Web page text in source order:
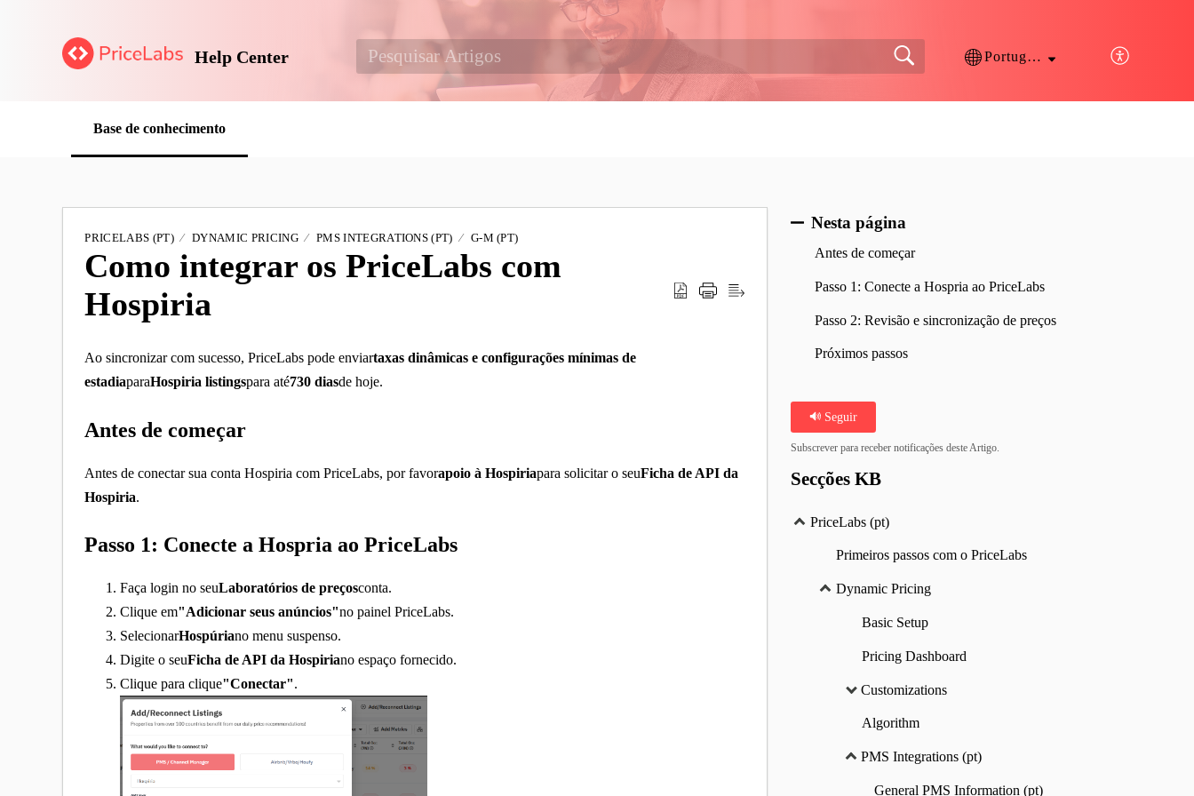
Help Center Português
Base de conhecimento
PRICELABS (PT) DYNAMIC PRICING PMS INTEGRATIONS (PT) G-M (PT)
Como integrar os PriceLabs com
Hospiria
Ao sincronizar com sucesso, PriceLabs pode enviartaxas dinâmicas e configurações mínimas de
estadiaparaHospiria listingspara até730 diasde hoje.
Antes de começar
Antes de conectar sua conta Hospiria com PriceLabs, por favorapoio à Hospiriapara solicitar o seuFicha de API da
Hospiria.
Passo 1: Conecte a Hospria ao PriceLabs
Faça login no seuLaboratórios de preçosconta.
Clique em"Adicionar seus anúncios"no painel PriceLabs.
SelecionarHospúriano menu suspenso.
Digite o seuFicha de API da Hospiriano espaço fornecido.
Clique para clique"Conectar".
Nesta página
Antes de começar
Passo 1: Conecte a Hospria ao PriceLabs
Passo 2: Revisão e sincronização de preços
Próximos passos
Seguir
Subscrever para receber notificações deste Artigo.
Secções KB
PriceLabs (pt)
Primeiros passos com o PriceLabs
Dynamic Pricing
Basic Setup
Pricing Dashboard
Customizations
Algorithm
PMS Integrations (pt)
General PMS Information (pt)